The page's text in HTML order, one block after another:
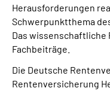
Herausforderungen
Schwerpunktthema
Das wissenschaftliche
Fachbeiträge.
Die Deutsche
Rentenversicherung